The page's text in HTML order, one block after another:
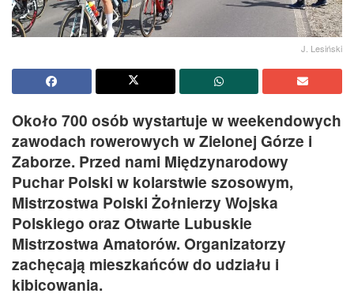
J. Lesiński
Około 700 osób wystartuje w weekendowych
zawodach rowerowych w Zielonej Górze i
Zaborze. Przed nami Międzynarodowy
Puchar Polski w kolarstwie szosowym,
Mistrzostwa Polski Żołnierzy Wojska
Polskiego oraz Otwarte Lubuskie
Mistrzostwa Amatorów. Organizatorzy
zachęcają mieszkańców do udziału i
kibicowania.